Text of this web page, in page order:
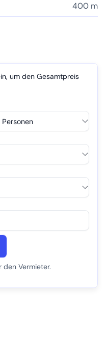
400 m
um den Gesamtpreis
Vermieter.